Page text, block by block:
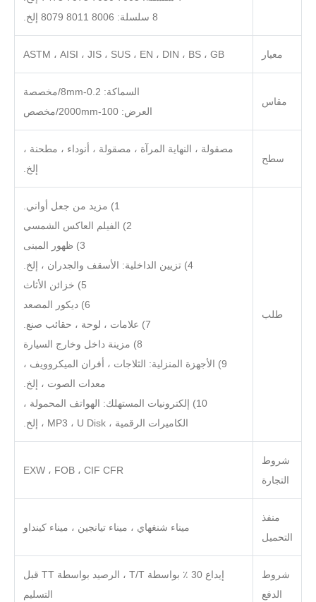
8 سلسلة: 8006 8011 8079 إلخ.
معيار ASTM ، AISI ، JIS ، SUS ، EN ، DIN ، BS ، GB
مقاس
السماكة: 0.2-8mm/مخصصة
العرض: 100-2000mm/مخصص
سطح
مصقولة ، النهاية المرآة ، مصقولة ، أنوداء ، مطحنة ،
إلخ.
طلب
1) مزيد من جعل أواني.
2) الفيلم العاكس الشمسي
3) ظهور المبنى
4) تزيين الداخلية: الأسقف والجدران ، إلخ.
5) خزائن الأثاث
6) ديكور المصعد
7) علامات ، لوحة ، حقائب صنع.
8) مزينة داخل وخارج السيارة
9) الأجهزة المنزلية: الثلاجات ، أفران الميكروويف ،
معدات الصوت ، إلخ.
10) إلكترونيات المستهلك: الهواتف المحمولة ،
الكاميرات الرقمية ، MP3 ، U Disk ، إلخ.
شروط
التجارة
EXW ، FOB ، CIF CFR
منفذ
التحميل
ميناء شنغهاي ، ميناء تيانجين ، ميناء كينداو
شروط
الدفع
إيداع 30 ٪ بواسطة T/T ، الرصيد بواسطة TT قبل
التسليم